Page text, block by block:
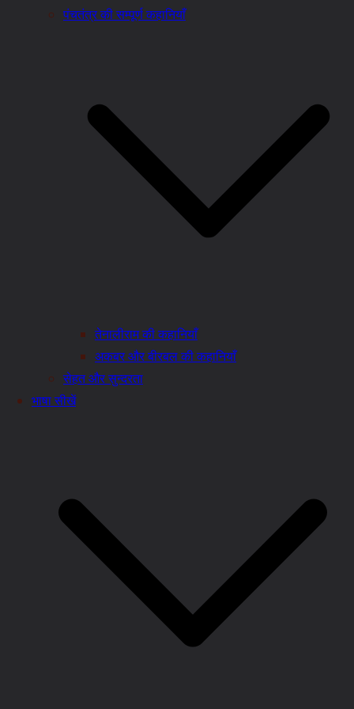
पंचतंत्र की सम्पूर्ण कहानियाँ
तेनालीराम की कहानियाँ
अकबर और बीरबल की कहानियाँ
सेहत और सुन्दरता
भाषा सीखें